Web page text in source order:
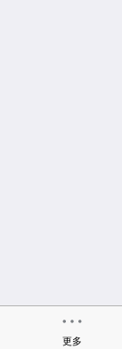
更多